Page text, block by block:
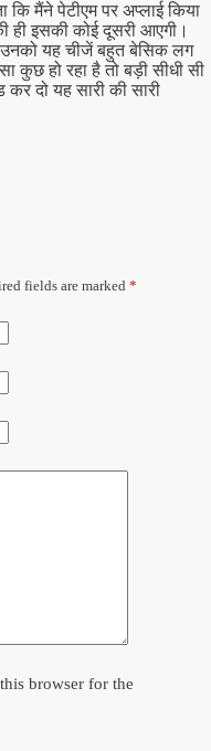
कि मैंने पेटीएम पर अप्लाई किया
ही इसकी कोई दूसरी आएगी।
यह चीजें बहुत बेसिक लग
कुछ हो रहा है तो बड़ी सीधी सी
दो यह सारी की सारी
fields are marked *
browser for the